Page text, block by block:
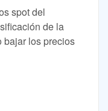
spot del
de la
bajar los precios